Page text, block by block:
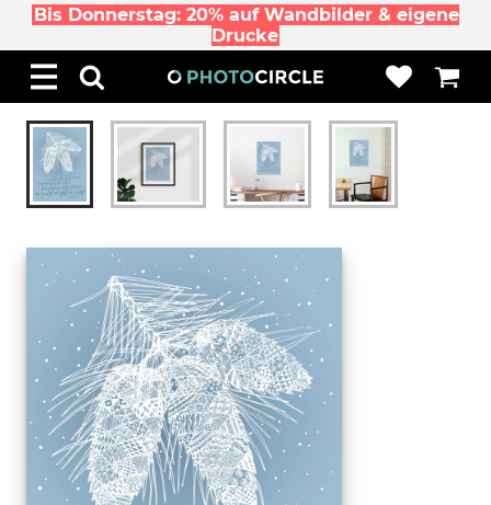
Bis Donnerstag: 20% auf Wandbilder & eigene
Drucke